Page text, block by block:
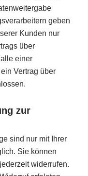
geben
Kunden nur
über
einer
Vertrag über
zur
sind nur mit Ihrer
Sie können
widerrufen.